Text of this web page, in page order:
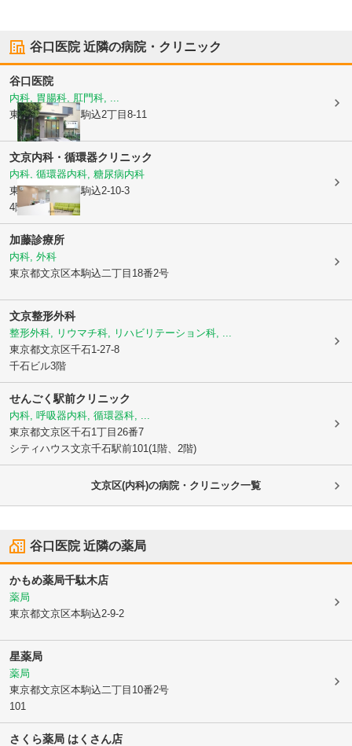
谷口医院近隣の病院・クリニック
谷口医院
内科, 胃腸科, 肛門科, ...
東京都文京区本駒込2丁目8-11
文京内科・循環器クリニック
内科, 循環器内科, 糖尿病内科
東京都文京区本駒込2-10-3
4階
加藤診療所
内科, 外科
東京都文京区本駒込二丁目18番2号
文京整形外科
整形外科, リウマチ科, リハビリテーション科, ...
東京都文京区千石1-27-8
千石ビル3階
せんごく駅前クリニック
内科, 呼吸器内科, 循環器科, ...
東京都文京区千石1丁目26番7
シティハウス文京千石駅前101(1階、2階)
文京区(内科)の病院・クリニック一覧
谷口医院近隣の薬局
かもめ薬局千駄木店
薬局
東京都文京区本駒込2-9-2
星薬局
薬局
東京都文京区本駒込二丁目10番2号
101
さくら薬局 はくさん店